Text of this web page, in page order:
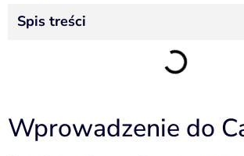
Spis treści
Wprowadzenie do